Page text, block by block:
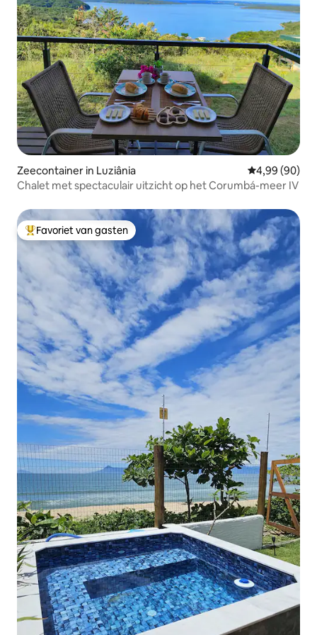
Zeecontainer in Luziânia Gemiddelde
4,99 (90)
Chalet met spectaculair uitzicht op het Corumbá-meer IV
Topfavoriet van gasten
Favoriet van gasten